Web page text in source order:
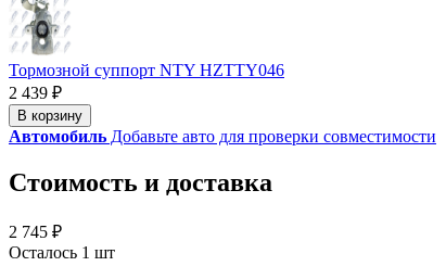
Тормозной суппорт NTY HZTTY046
2 439 ₽
В корзину
Автомобиль Добавьте авто для проверки совместимости
Стоимость и доставка
2 745 ₽
Осталось 1 шт